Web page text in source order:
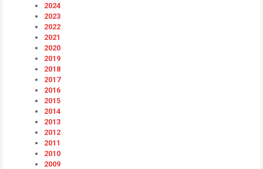
2024
2023
2022
2021
2020
2019
2018
2017
2016
2015
2014
2013
2012
2011
2010
2009